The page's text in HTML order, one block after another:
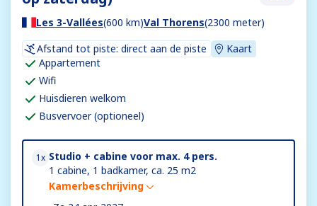
Les 3-Vallées(600 km)Val Thorens(2300 meter)
Afstand tot piste: direct aan de piste
Kaart
Appartement
Wifi
Huisdieren welkom
Busvervoer (optioneel)
1x Studio + cabine voor max. 4 pers.
1 cabine, 1 badkamer, ca. 25 m2
Kamerbeschrijving